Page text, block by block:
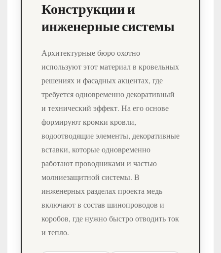
Конструкции и
инженерные системы
Архитектурные бюро охотно
используют этот материал в кровельных
решениях и фасадных акцентах, где
требуется одновременно декоративный
и технический эффект. На его основе
формируют кромки кровли,
водоотводящие элементы, декоративные
вставки, которые одновременно
работают проводниками и частью
молниезащитной системы. В
инженерных разделах проекта медь
включают в состав шинопроводов и
коробов, где нужно быстро отводить ток
и тепло.